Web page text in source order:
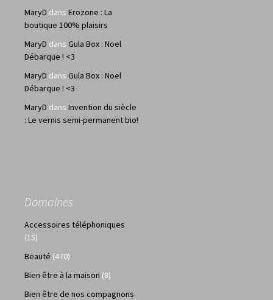
MaryD dans Erozone : La
boutique 100% plaisirs
MaryD dans Gula Box : Noel
Débarque ! <3
MaryD dans Gula Box : Noel
Débarque ! <3
MaryD dans Invention du siècle
: Le vernis semi-permanent bio!
Domaines
Accessoires téléphoniques
(15)
Beauté (470)
Bien être à la maison (8)
Bien être de nos compagnons